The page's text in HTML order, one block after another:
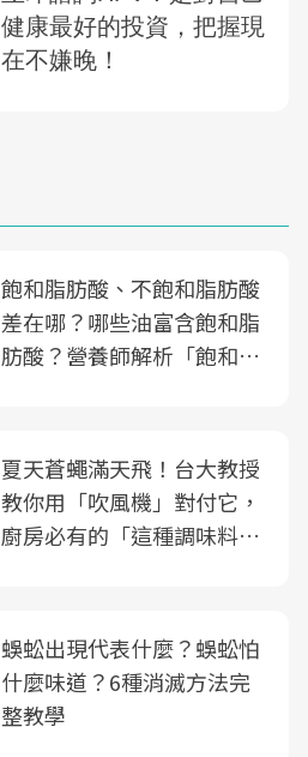
飽和脂肪酸、不飽和脂肪酸
差在哪？哪些油富含飽和脂
肪酸？營養師解析「飽和脂
夏天蒼蠅滿天飛！台大教授
教你用「吹風機」對付它，
廚房必有的「這種調味料」
蜈蚣出現代表什麼？蜈蚣怕
什麼味道？6種消滅方法完
整教學